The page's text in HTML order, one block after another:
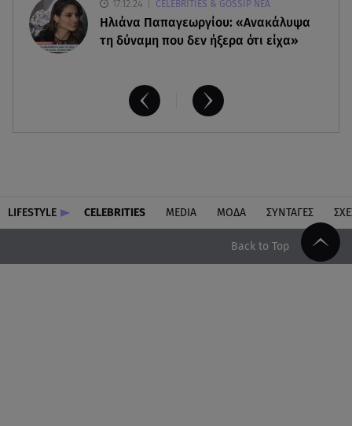
17.12.24 CELEBRITIES & GOSSIP ΝΕΑ
Ηλιάνα Παπαγεωργίου: «Ανακάλυψα
τη δύναμη που δεν ήξερα ότι είχα»
LIFESTYLE CELEBRITIES MEDIA ΜΟΔΑ ΣΥΝΤΑΓΕΣ
Back to Top